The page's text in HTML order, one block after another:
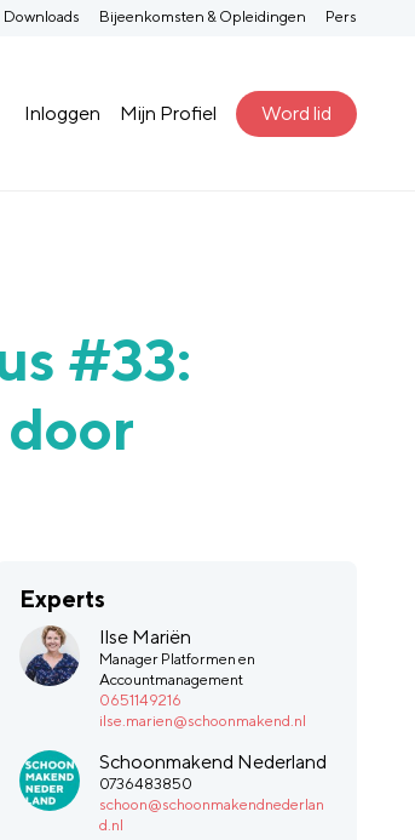
Inloggen Mijn Profiel Word lid
Downloads Bijeenkomsten & Opleidingen Pers
#33:
Experts
Ilse Mariën
Manager Platformen en
Accountmanagement
0651149216
ilse.marien@schoonmakend.nl
Schoonmakend Nederland
0736483850
schoon@schoonmakendnederlan
d.nl